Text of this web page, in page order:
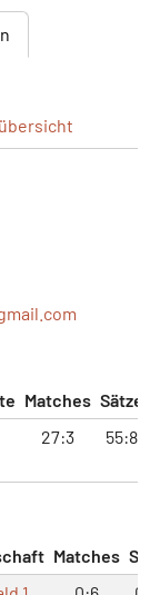
Matches Sätze
27:3 55:8
Matches